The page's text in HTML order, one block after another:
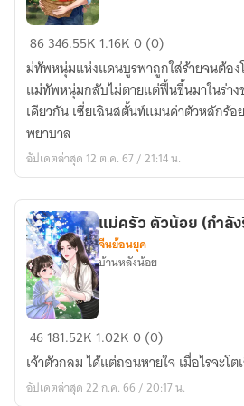
สวน
ผัก
ของ
ท่าน
แม่ทัพ
86346.55K 1.16K0 (0)
ม่ทัพหนุ่มแห่งแดนบูรพาถูกใส่ร้ายจนต้อง
แม่ทัพหนุ่มกลับไม่ตายแต่ฟื้นขึ้นมาในร่า
เดียวกัน เซี่ยเฉินสตั้นท์แมนค่าตัวหลักร้อ
พยาบาล
อัปเดตล่าสุด 12 ต.ค. 67 / 21:14 น.
แม่
ครัว
ตัว
น้อย
แม่ครัว ตัวน้อย (กำลัง
จีนย้อนยุค
บ้านหลังน้อย
46181.52K 1.02K0 (0)
เจ้าตัวกลม ได้แต่ถอนหายใจ เมื่อไรจะโต
อัปเดตล่าสุด 22 ก.ค. 66 / 20:17 น.